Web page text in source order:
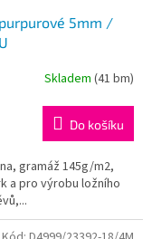
5mm /
Skladem (41 bm)
Do košíku
gramáž 145g/m2,
a pro výrobu ložního